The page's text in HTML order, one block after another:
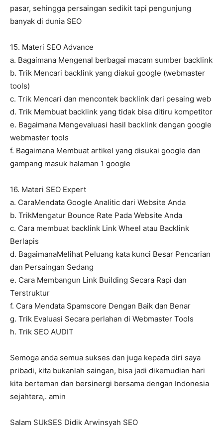
pasar, sehingga persaingan sedikit tapi pengunjung
banyak di dunia SEO
15. Materi SEO Advance
a. Bagaimana Mengenal berbagai macam sumber backlink
b. Trik Mencari backlink yang diakui google (webmaster
tools)
c. Trik Mencari dan mencontek backlink dari pesaing web
d. Trik Membuat backlink yang tidak bisa ditiru kompetitor
e. Bagaimana Mengevaluasi hasil backlink dengan google
webmaster tools
f. Bagaimana Membuat artikel yang disukai google dan
gampang masuk halaman 1 google
16. Materi SEO Expert
a. CaraMendata Google Analitic dari Website Anda
b. TrikMengatur Bounce Rate Pada Website Anda
c. Cara membuat backlink Link Wheel atau Backlink
Berlapis
d. BagaimanaMelihat Peluang kata kunci Besar Pencarian
dan Persaingan Sedang
e. Cara Membangun Link Building Secara Rapi dan
Terstruktur
f. Cara Mendata Spamscore Dengan Baik dan Benar
g. Trik Evaluasi Secara perlahan di Webmaster Tools
h. Trik SEO AUDIT
Semoga anda semua sukses dan juga kepada diri saya
pribadi, kita bukanlah saingan, bisa jadi dikemudian hari
kita berteman dan bersinergi bersama dengan Indonesia
sejahtera,. amin
Salam SUkSES Didik Arwinsyah SEO